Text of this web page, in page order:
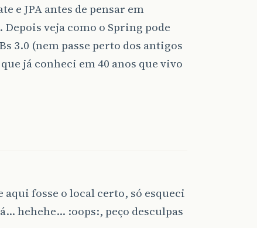
e JPA antes de pensar em
veja como o Spring pode
3.0 (nem passe perto dos antigos
já conheci em 40 anos que vivo
fosse o local certo, só esqueci
hehehe… :oops:, peço desculpas